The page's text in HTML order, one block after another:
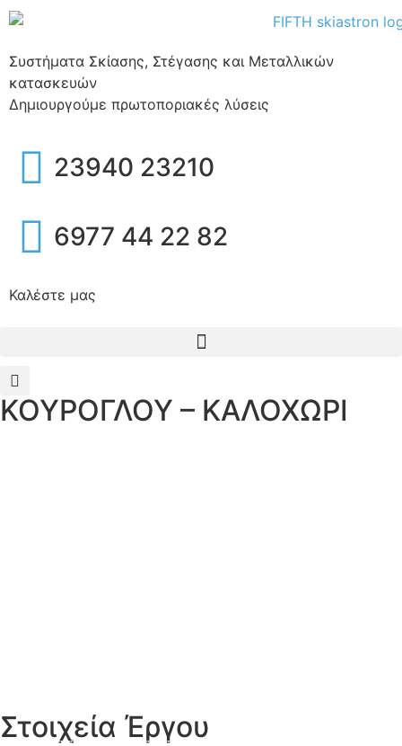
Συστήματα Σκίασης, Στέγασης και Μεταλλικών
κατασκευών
Δημιουργούμε πρωτοποριακές λύσεις
23940 23210
6977 44 22 82
Καλέστε μας
ΚΟΥΡΟΓΛΟΥ – ΚΑΛΟΧΩΡΙ
Στοιχεία Έργου